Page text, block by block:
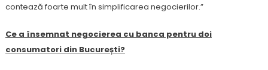
contează foarte mult în simplificarea negocierilor.”
Ce a însemnat negocierea cu banca pentru doi
consumatori din București?